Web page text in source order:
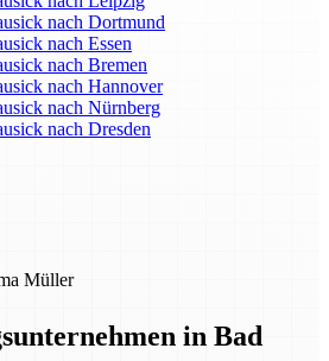
nach Dortmund
nach Essen
nach Bremen
nach Hannover
nach Nürnberg
nach Dresden
Müller
in Bad